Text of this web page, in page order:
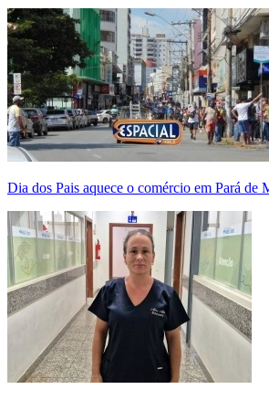
Dia dos Pais aquece o comércio em Pará de